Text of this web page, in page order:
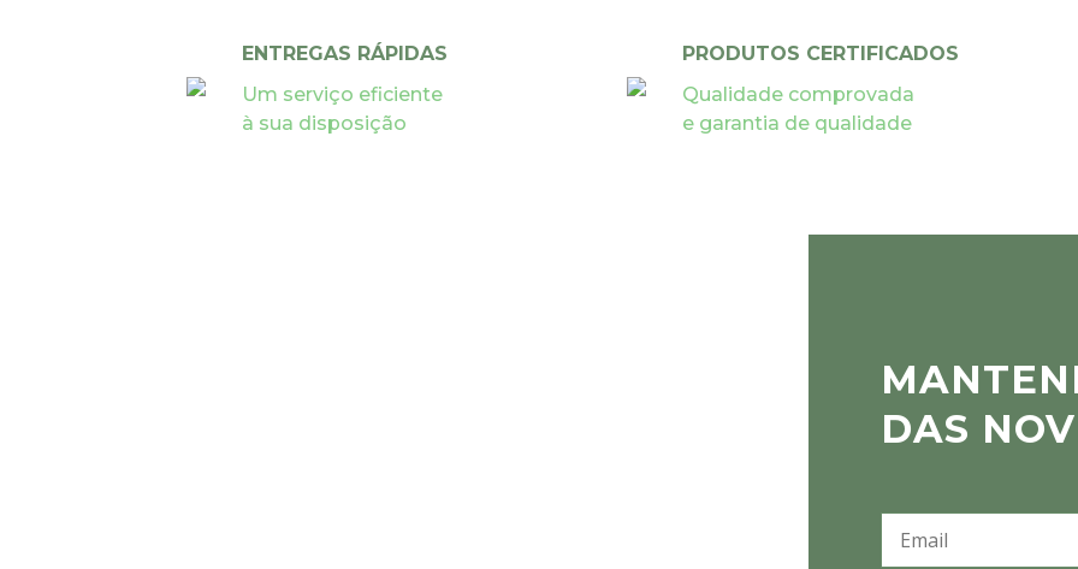
ENTREGAS RÁPIDAS
Um serviço eficiente
à sua disposição
PRODUTOS CERTIFICADOS
Qualidade comprovada
e garantia de qualidade
DAS